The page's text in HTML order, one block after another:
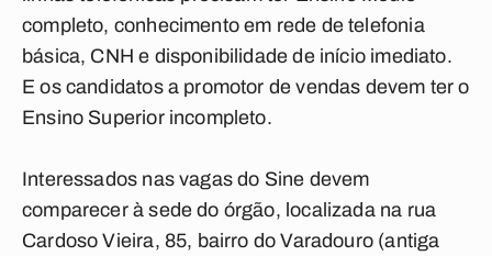
completo, conhecimento em rede de telefonia
básica, CNH e disponibilidade de início imediato.
E os candidatos a promotor de vendas devem ter o
Ensino Superior incompleto.
Interessados nas vagas do Sine devem
comparecer à sede do órgão, localizada na rua
Cardoso Vieira, 85, bairro do Varadouro (antiga